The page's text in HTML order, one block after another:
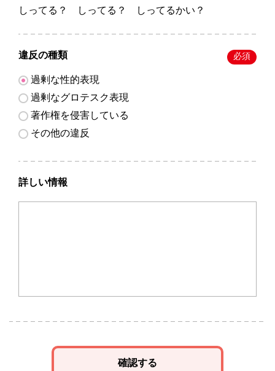
しってる？ しってる？ しってるかい？
違反の種類 必須
過剰な性的表現
過剰なグロテスク表現
著作権を侵害している
その他の違反
詳しい情報
確認する